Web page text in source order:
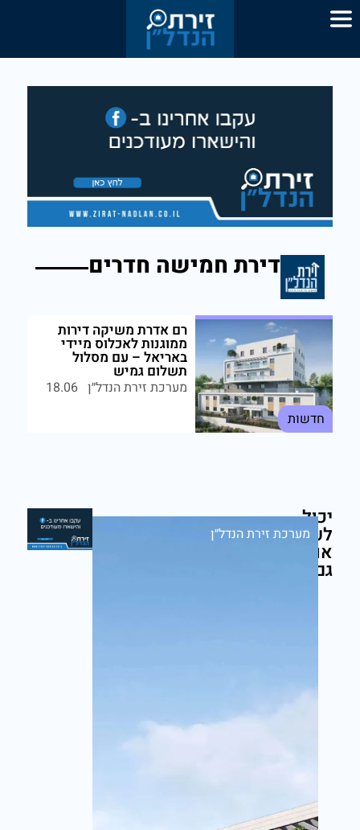
יכול
לעניין
אותך
גם
מערכת זירת הנדל״ן
דירת חמישה חדרים
חדשות
רם אדרת משיקה דירות
ממוגנות לאכלוס מיידי
באריאל – עם מסלול
תשלום גמיש
מערכת זירת הנדל״ן 18.06